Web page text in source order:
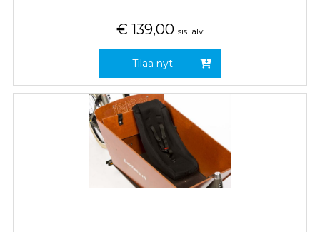
€ 139,00 sis. alv
Tilaa nyt